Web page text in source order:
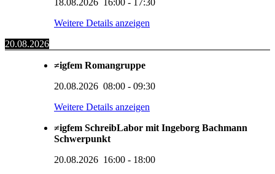
Weitere Details anzeigen
20.08.2026
≠igfem Romangruppe
20.08.2026 08:00 - 09:30
Weitere Details anzeigen
≠igfem SchreibLabor mit Ingeborg Bachmann
Schwerpunkt
20.08.2026 16:00 - 18:00